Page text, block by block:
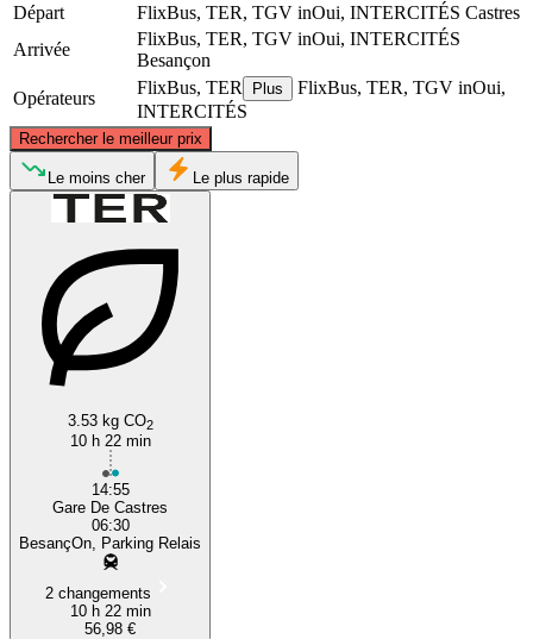
Départ
FlixBus, TER, TGV inOui, INTERCITÉS Castres
Arrivée
FlixBus, TER, TGV inOui, INTERCITÉS
Besançon
Opérateurs
FlixBus, TER Plus
FlixBus, TER, TGV inOui,
INTERCITÉS
Rechercher le meilleur prix
Le moins cher Le plus rapide
3.53 kg CO2
10 h 22 min
14:55
Gare De Castres
06:30
BesançOn, Parking Relais
2 changements
10 h 22 min
56,98 €